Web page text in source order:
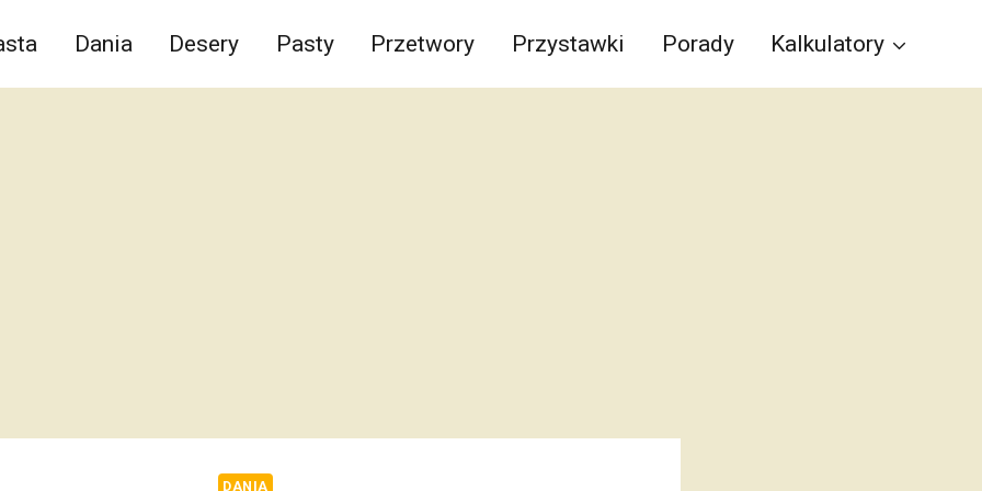
Dania Desery Pasty Przetwory Przystawki Porady Kalkulatory
DANIA